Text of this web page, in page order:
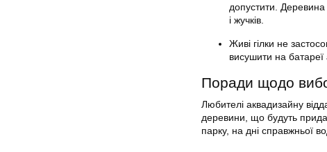
допустити. Деревина
і жучків.
Живі гілки не
висушити на
Поради щодо
Любителі аквадизайну
деревини, що будуть
парку, на дні справжньої